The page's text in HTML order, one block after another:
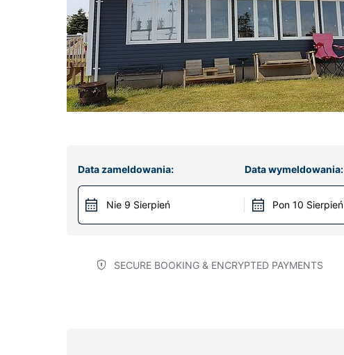
Data zameldowania:
Nie 9 Sierpień
Data wymeldowania:
Pon 10 Sierpień
SECURE BOOKING & ENCRYPTED PAYMENTS